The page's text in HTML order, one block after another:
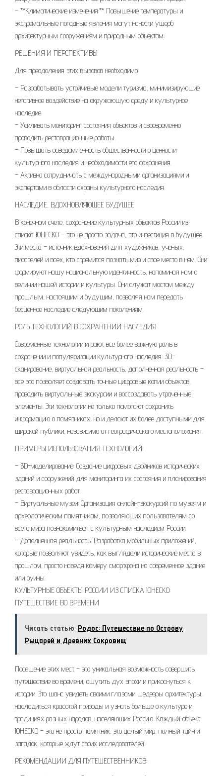
– **Климатические изменения:** Повышение температуры и
экстремальные погодные явления могут нанести ущерб
архитектурным сооружениям и природным объектам;
РЕШЕНИЯ И ПЕРСПЕКТИВЫ
Для преодоления этих вызовов необходимо:
– Разрабатывать устойчивые модели туризма, минимизирующие
негативное воздействие на окружающую среду и культурное
наследие.
– Усиливать мониторинг состояния объектов и своевременно
проводить реставрационные работы.
– Повышать осведомленность общественности о ценности
культурного наследия и необходимости его сохранения.
– Активно сотрудничать с международными организациями и
экспертами в области охраны культурного наследия.
НАСЛЕДИЕ, ВДОХНОВЛЯЮЩЕЕ БУДУЩЕЕ
В конечном счете, сохранение культурных объектов России из
списка ЮНЕСКО – это не просто задача, это инвестиция в будущее.
Эти места – источник вдохновения для художников, ученых,
писателей и всех, кто стремится познать мир и свое место в нем. Они
формируют нашу национальную идентичность, напоминая нам о
величии нашей истории и культуры. Они служат мостом между
прошлым, настоящим и будущим, позволяя нам передать
бесценное наследие следующим поколениям.
РОЛЬ ТЕХНОЛОГИЙ В СОХРАНЕНИИ НАСЛЕДИЯ
Современные технологии играют все более важную роль в
сохранении и популяризации культурного наследия. 3D-
сканирование, виртуальная реальность, дополненная реальность –
все это позволяет создавать точные цифровые копии объектов,
проводить виртуальные экскурсии и воссоздавать утраченные
элементы. Эти технологии не только помогают сохранить
информацию о памятниках, но и делают их более доступными для
широкой публики, независимо от географического местоположения.
ПРИМЕРЫ ИСПОЛЬЗОВАНИЯ ТЕХНОЛОГИЙ:
– 3D-моделирование: Создание цифровых двойников исторических
зданий и сооружений для мониторинга их состояния и планирования
реставрационных работ.
– Виртуальные музеи: Организация онлайн-экскурсий по музеям и
археологическим памятникам, позволяющих пользователям со
всего мира познакомиться с культурным наследием России.
– Дополненная реальность: Разработка мобильных приложений,
которые позволяют увидеть, как выглядели исторические места в
прошлом, просто наведя камеру смартфона на современное здание
или руины.
КУЛЬТУРНЫЕ ОБЪЕКТЫ РОССИИ ИЗ СПИСКА ЮНЕСКО:
ПУТЕШЕСТВИЕ ВО ВРЕМЕНИ
Читать статью Родос: Путешествие по Острову
Рыцарей и Древних Сокровищ
Посещение этих мест – это уникальная возможность совершить
путешествие во времени, ощутить дух эпохи и прикоснуться к
истории. Это шанс увидеть своими глазами шедевры архитектуры,
насладиться красотой природы и узнать больше о культуре и
традициях разных народов, населяющих Россию. Каждый объект
ЮНЕСКО – это не просто памятник, это целый мир, полный тайн и
загадок, которые ждут своих исследователей.
РЕКОМЕНДАЦИИ ДЛЯ ПУТЕШЕСТВЕННИКОВ: